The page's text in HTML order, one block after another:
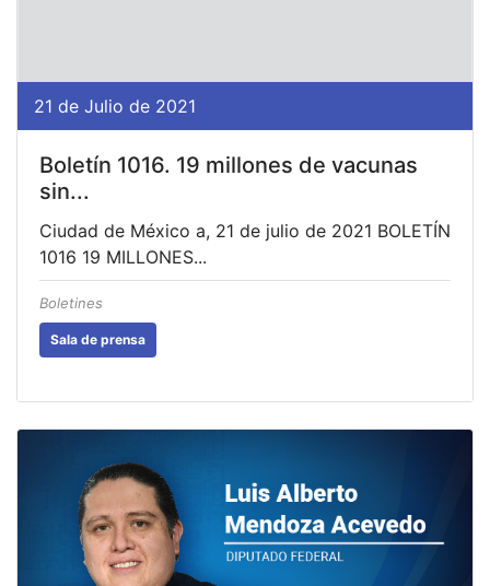
21 de Julio de 2021
Boletín 1016. 19 millones de vacunas
sin...
Ciudad de México a, 21 de julio de 2021 BOLETÍN
1016 19 MILLONES...
Boletines
Sala de prensa